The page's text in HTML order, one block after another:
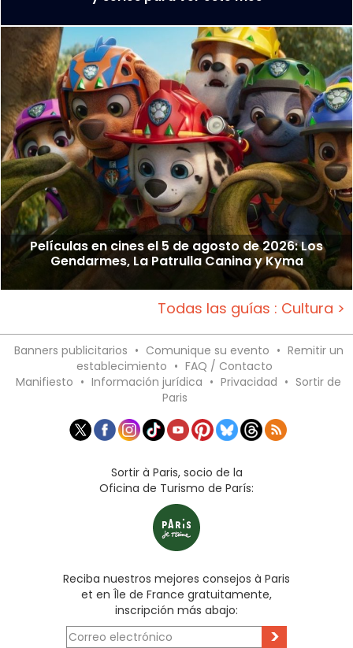
Películas en cines el 5 de agosto de 2026: Los
Gendarmes, La Patrulla Canina y Kyma
Todas las guías : Cultura >
Banners publicitarios • Comunique su evento • Remitir un
establecimiento • FAQ / Contacto
Manifiesto • Información jurídica • Privacidad • Sortir de
Paris
Sortir à Paris, socio de la
Oficina de Turismo de París:
Reciba nuestros mejores consejos à Paris
et en Île de France gratuitamente,
inscripción más abajo:
>